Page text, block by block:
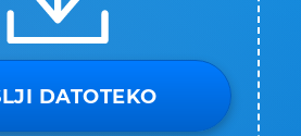
DATOTEKO